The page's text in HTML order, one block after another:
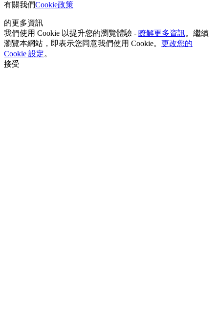
有關我們Cookie政策
的更多資訊
我們使用 Cookie 以提升您的瀏覽體驗 - 瞭解更多資訊。繼續
瀏覽本網站，即表示您同意我們使用 Cookie。 更改您的
Cookie 設定。
接受